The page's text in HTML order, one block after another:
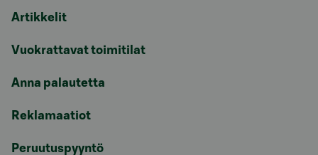
Artikkelit
Vuokrattavat toimitilat
Anna palautetta
Reklamaatiot
Peruutuspyyntö